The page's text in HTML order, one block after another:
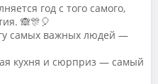
год с того самого,
🙈🎊🎈
самых важных людей —
кухня и сюрприз — самый